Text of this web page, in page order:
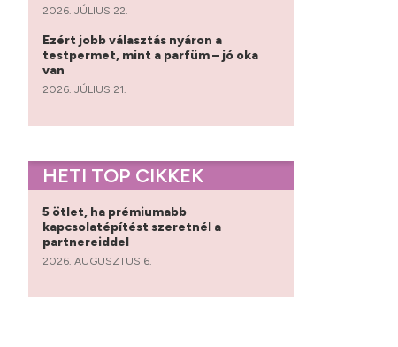
2026. JÚLIUS 22.
Ezért jobb választás nyáron a
testpermet, mint a parfüm – jó oka
van
2026. JÚLIUS 21.
HETI TOP CIKKEK
5 ötlet, ha prémiumabb
kapcsolatépítést szeretnél a
partnereiddel
2026. AUGUSZTUS 6.